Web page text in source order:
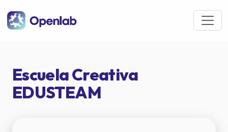
Escuela Creativa
EDUSTEAM